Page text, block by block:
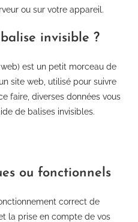
ou sur votre appareil.
balise invisible ?
est un petit morceau de
site web, utilisé pour suivre
faire, diverses données vous
de balises invisibles.
ou fonctionnels
correct de
la prise en compte de vos